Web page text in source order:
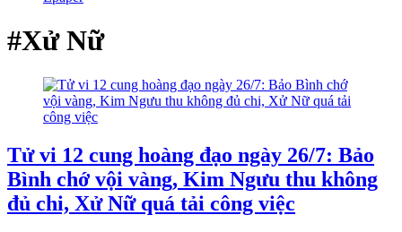
#Xử Nữ
Tử vi 12 cung hoàng đạo ngày 26/7: Bảo
Bình chớ vội vàng, Kim Ngưu thu không
đủ chi, Xử Nữ quá tải công việc